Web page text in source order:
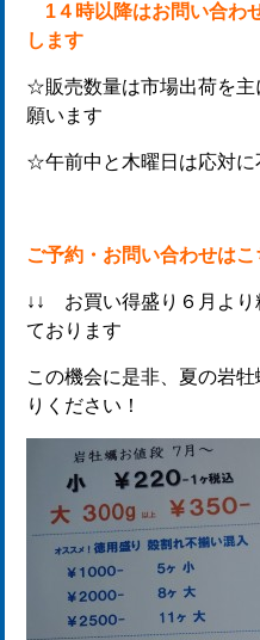
1４時以降はお問い合わ
します
☆販売数量は市場出荷を主
願います
☆午前中と木曜日は応対に
ご予約・お問い合わせは
↓↓ お買い得盛り６月より
ております
この機会に是非、夏の岩
りください！